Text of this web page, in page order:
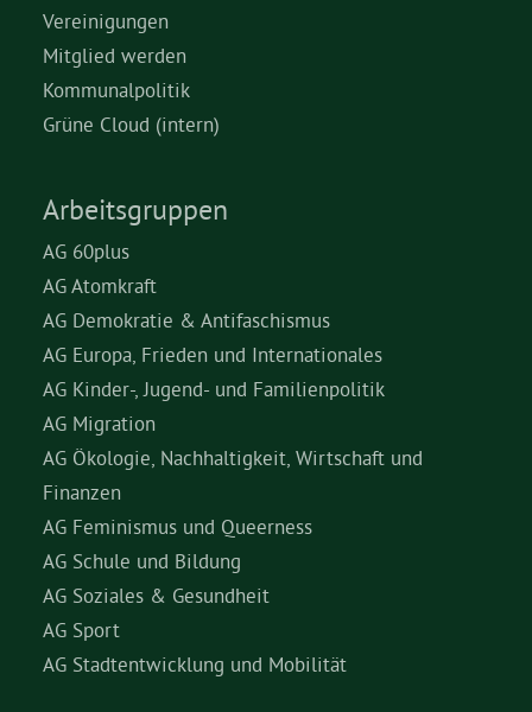
Vereinigungen
Mitglied werden
Kommunalpolitik
Grüne Cloud (intern)
Arbeitsgruppen
AG 60plus
AG Atomkraft
AG Demokratie & Antifaschismus
AG Europa, Frieden und Internationales
AG Kinder-, Jugend- und Familienpolitik
AG Migration
AG Ökologie, Nachhaltigkeit, Wirtschaft und
Finanzen
AG Feminismus und Queerness
AG Schule und Bildung
AG Soziales & Gesundheit
AG Sport
AG Stadtentwicklung und Mobilität